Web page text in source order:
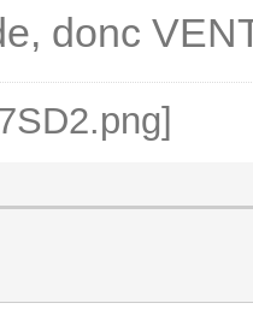
donc